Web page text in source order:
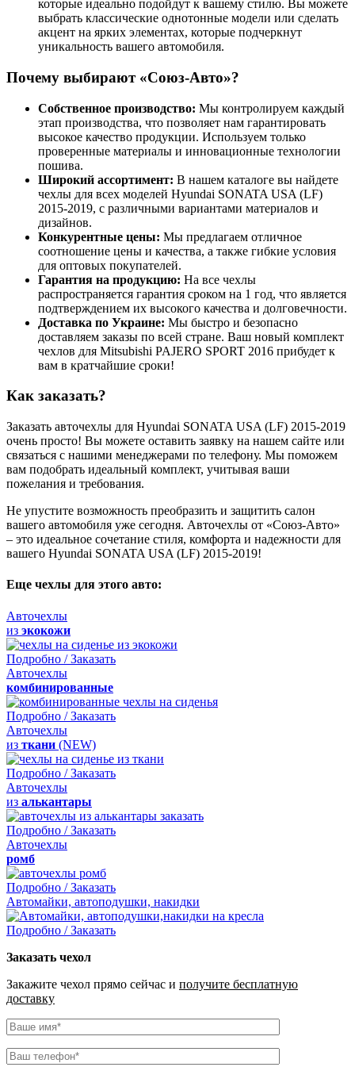
которые идеально подойдут к вашему стилю. Вы можете
выбрать классические однотонные модели или сделать
акцент на ярких элементах, которые подчеркнут
уникальность вашего автомобиля.
Почему выбирают «Союз-Авто»?
Собственное производство: Мы контролируем каждый
этап производства, что позволяет нам гарантировать
высокое качество продукции. Используем только
проверенные материалы и инновационные технологии
пошива.
Широкий ассортимент: В нашем каталоге вы найдете
чехлы для всех моделей Hyundai SONATA USA (LF)
2015-2019, с различными вариантами материалов и
дизайнов.
Конкурентные цены: Мы предлагаем отличное
соотношение цены и качества, а также гибкие условия
для оптовых покупателей.
Гарантия на продукцию: На все чехлы
распространяется гарантия сроком на 1 год, что является
подтверждением их высокого качества и долговечности.
Доставка по Украине: Мы быстро и безопасно
доставляем заказы по всей стране. Ваш новый комплект
чехлов для Mitsubishi PAJERO SPORT 2016 прибудет к
вам в кратчайшие сроки!
Как заказать?
Заказать авточехлы для Hyundai SONATA USA (LF) 2015-2019
очень просто! Вы можете оставить заявку на нашем сайте или
связаться с нашими менеджерами по телефону. Мы поможем
вам подобрать идеальный комплект, учитывая ваши
пожелания и требования.
Не упустите возможность преобразить и защитить салон
вашего автомобиля уже сегодня. Авточехлы от «Союз-Авто»
– это идеальное сочетание стиля, комфорта и надежности для
вашего Hyundai SONATA USA (LF) 2015-2019!
Еще чехлы для этого авто:
Авточехлы
из экокожи
Подробно / Заказать
Авточехлы
комбинированные
Подробно / Заказать
Авточехлы
из ткани (NEW)
Подробно / Заказать
Авточехлы
из алькантары
Подробно / Заказать
Авточехлы
ромб
Подробно / Заказать
Автомайки, автоподушки, накидки
Подробно / Заказать
Заказать чехол
Закажите чехол прямо сейчас и получите бесплатную
доставку